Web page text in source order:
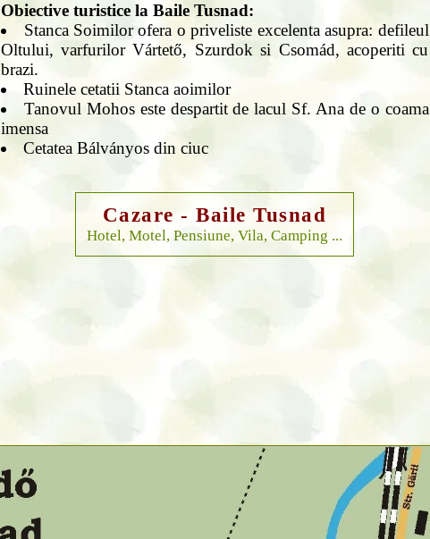
Obiective turistice la Baile Tusnad:
Stanca Soimilor ofera o priveliste excelenta asupra: defileul
Oltului, varfurilor Vártető, Szurdok si Csomád, acoperiti cu
brazi.
Ruinele cetatii Stanca aoimilor
Tanovul Mohos este despartit de lacul Sf. Ana de o coama
imensa
Cetatea Bálványos din ciuc
Cazare - Baile Tusnad
Hotel, Motel, Pensiune, Vila, Camping ...